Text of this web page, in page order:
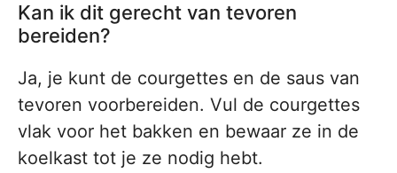
Kan ik dit gerecht van tevoren
bereiden?
Ja, je kunt de courgettes en de saus van
tevoren voorbereiden. Vul de courgettes
vlak voor het bakken en bewaar ze in de
koelkast tot je ze nodig hebt.